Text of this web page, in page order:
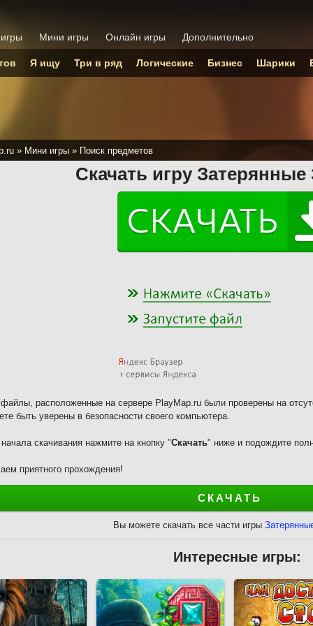
» Мини игры » Поиск предметов
Скачать игру
расположенные на сервере PlayMap.ru были проверены на
быть уверены в безопасности своего компьютера.
скачивания нажмите на кнопку "Скачать" ниже и подождите
приятного прохождения!
СКАЧАТЬ
Вы можете скачать все части игры
Интересные игры:
Мини игры Онлайн игры Дополнительно
Я ищу Три в ряд Логические Бизнес Шарики